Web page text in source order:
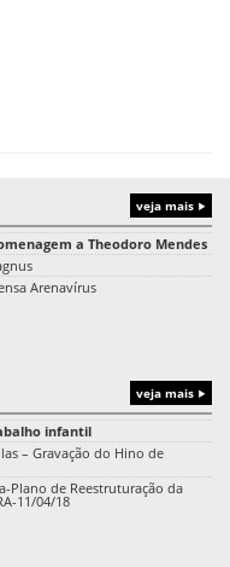
veja mais
a Theodoro Mendes
Arenavírus
veja mais
infantil
– Gravação do Hino de
Plano de Reestruturação da
11/04/18